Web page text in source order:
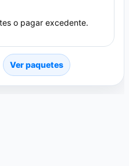
o pagar excedente.
Ver paquetes